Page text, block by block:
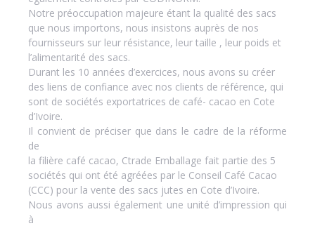
Notre préoccupation majeure étant la qualité des sacs
que nous importons, nous insistons auprès de nos
fournisseurs sur leur résistance, leur taille , leur poids et
l’alimentarité des sacs.
Durant les 10 années d’exercices, nous avons su créer
des liens de confiance avec nos clients de référence, qui
sont de sociétés exportatrices de café- cacao en Cote
d’Ivoire.
Il convient de préciser que dans le cadre de la réforme
de
la filière café cacao, Ctrade Emballage fait partie des 5
sociétés qui ont été agréées par le Conseil Café Cacao
(CCC) pour la vente des sacs jutes en Cote d’Ivoire.
Nous avons aussi également une unité d’impression qui
à